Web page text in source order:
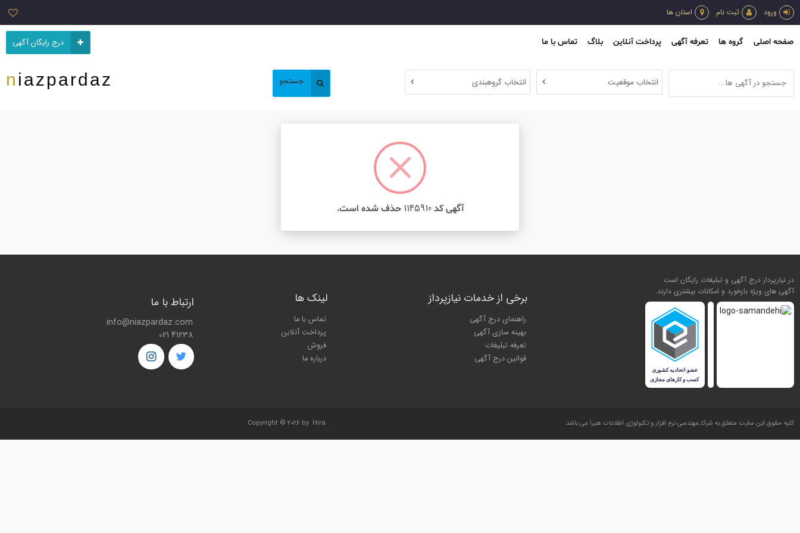
ورود ثبت نام استان ها
درج رایگان آگهی صفحه اصلی گروه ها تعرفه آگهی پرداخت آنلاین بلاگ تماس با ما
انتخاب موقعیت انتخاب گروهبندی جستجو niazpardaz
آگهی کد1145910 حذف شده است.
در نیازپرداز درج آگهی و تبلیغات رایگان است
آگهی های ویژه بازخورد و امکانات بیشتری دارند.
برخی از خدمات نیازپرداز
راهنمای درج آگهی
بهینه سازی آگهی
تعرفه تبلیغات
قوانین درج آگهی
لینک ها
تماس با ما
پرداخت آنلاین
فروش
درباره ما
ارتباط با ما
info@niazpardaz.com
021 41238
کليه حقوق اين سايت متعلق به شرکتمهندسی نرم افزار و تکنولوژی اطلاعات هیرا می باشد. Copyright © 2026 by Hira